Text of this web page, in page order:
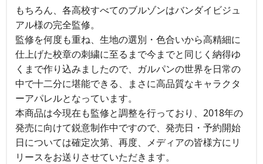
もちろん、各高校すべてのブルゾンはバンダイビジュ
アル様の完全監修。
監修を何度も重ね、生地の選別・色合いから高精細に
仕上げた校章の刺繍に至るまで今までと同じく納得ゆ
くまで作り込みましたので、ガルパンの世界を日常の
中で十二分に堪能できる、まさに高品質なキャラクタ
ーアパレルとなっています。
本商品は今現在も監修と調整を行っており、2018年の
発売に向けて鋭意制作中ですので、発売日・予約開始
日については確定次第、再度、メディアの皆様方にリ
リースをお送りさせていただきます。